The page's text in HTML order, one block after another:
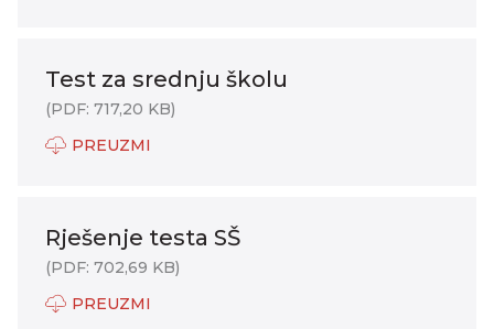
Test za srednju školu
(PDF: 717,20 KB)
PREUZMI
Rješenje testa SŠ
(PDF: 702,69 KB)
PREUZMI